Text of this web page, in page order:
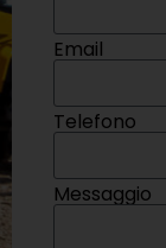
Email
Telefono
Messaggio